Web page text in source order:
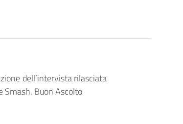
dell’intervista rilasciata
Smash. Buon Ascolto